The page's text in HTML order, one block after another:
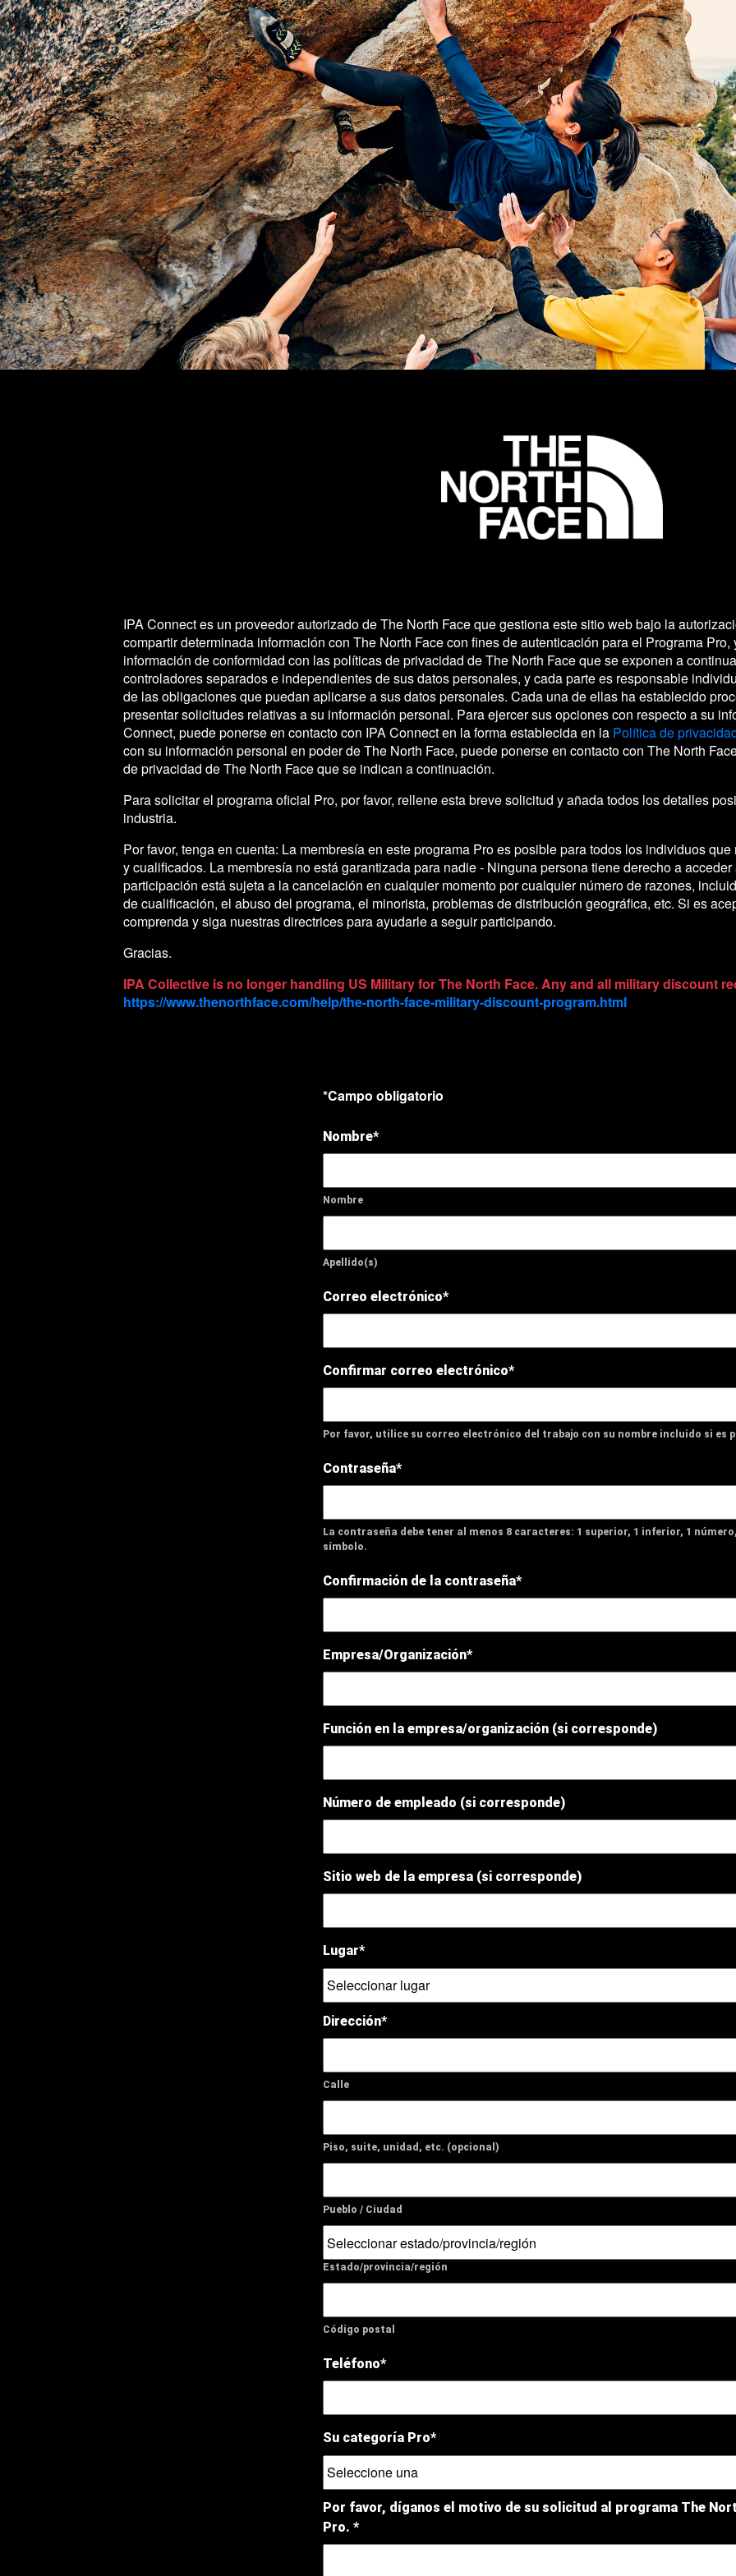
IPA Connect es un proveedor autorizado de The North Face que gestiona este sitio web bajo la
compartir determinada información con The North Face con fines de autenticación para el Programa
información de conformidad con las políticas de privacidad de The North Face que se exponen a
controladores separados e independientes de sus datos personales, y cada parte es responsable
de las obligaciones que puedan aplicarse a sus datos personales. Cada una de ellas ha establecido
presentar solicitudes relativas a su información personal. Para ejercer sus opciones con respecto a su
Connect, puede ponerse en contacto con IPA Connect en la forma establecida en la Política de
con su información personal en poder de The North Face, puede ponerse en contacto con The North
de privacidad de The North Face que se indican a continuación.
Para solicitar el programa oficial Pro, por favor, rellene esta breve solicitud y añada todos los detalles
industria.
Por favor, tenga en cuenta: La membresía en este programa Pro es posible para todos los individuos
y cualificados. La membresía no está garantizada para nadie - Ninguna persona tiene derecho a
participación está sujeta a la cancelación en cualquier momento por cualquier número de razones,
de cualificación, el abuso del programa, el minorista, problemas de distribución geográfica, etc. Si es
comprenda y siga nuestras directrices para ayudarle a seguir participando.
Gracias.
IPA Collective is no longer handling US Military for The North Face. Any and all military discount
https://www.thenorthface.com/help/the-north-face-military-discount-program.html
*Campo obligatorio
Nombre*
Nombre
Apellido(s)
Correo electrónico*
Confirmar correo electrónico*
Por favor, utilice su correo electrónico del trabajo con su nombre incluido si es
Contraseña*
La contraseña debe tener al menos 8 caracteres: 1 superior, 1 inferior, 1
símbolo.
Confirmación de la contraseña*
Empresa/Organización*
Función en la empresa/organización (si corresponde)
Número de empleado (si corresponde)
Sitio web de la empresa (si corresponde)
Lugar*
Dirección*
Calle
Piso, suite, unidad, etc. (opcional)
Pueblo / Ciudad
Estado/provincia/región
Código postal
Teléfono*
Su categoría Pro*
Por favor, díganos el motivo de su solicitud al programa The
Pro. *